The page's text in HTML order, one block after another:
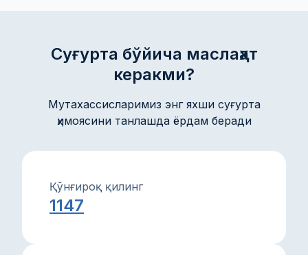
Суғурта бўйича маслаҳат
керакми?
Мутахассисларимиз энг яхши суғурта
ҳимоясини танлашда ёрдам беради
Қўнғироқ қилинг
1147